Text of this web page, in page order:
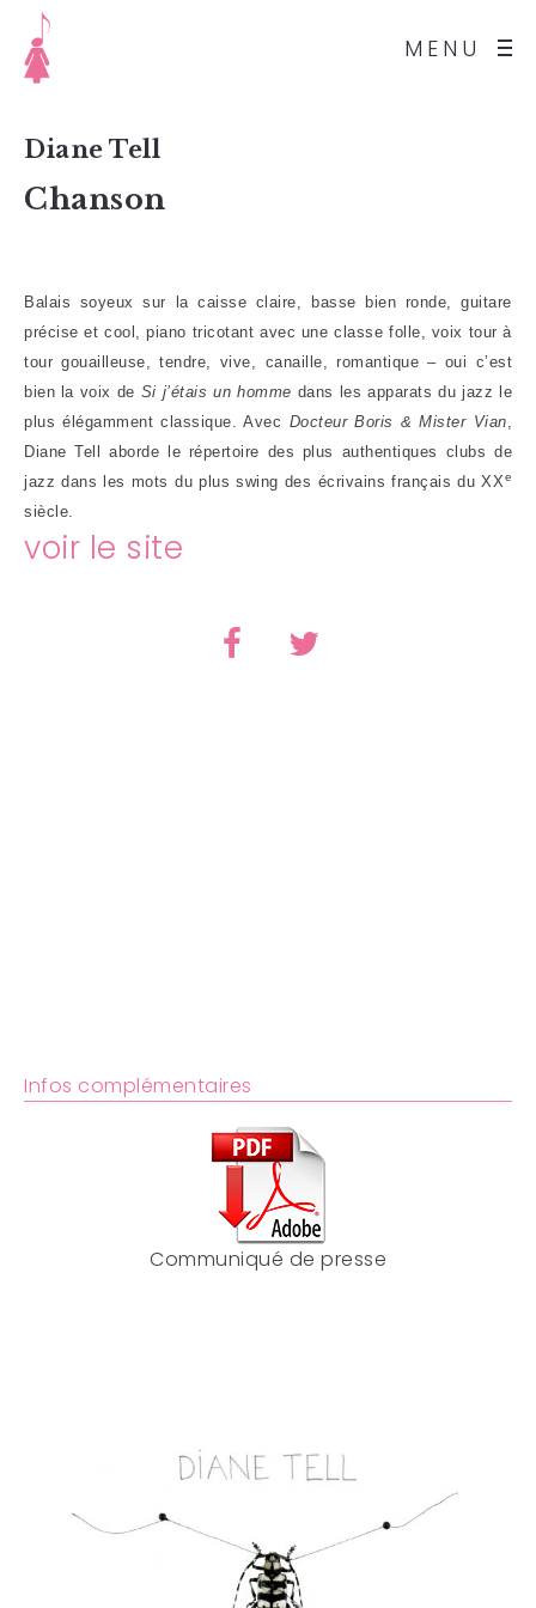
MENU
Diane Tell
Chanson
Balais soyeux sur la caisse claire, basse bien ronde, guitare
précise et cool, piano tricotant avec une classe folle, voix tour à
tour gouailleuse, tendre, vive, canaille, romantique – oui c’est
bien la voix de Si j’étais un homme dans les apparats du jazz le
plus élégamment classique. Avec Docteur Boris & Mister Vian,
Diane Tell aborde le répertoire des plus authentiques clubs de
jazz dans les mots du plus swing des écrivains français du XXe
siècle.
voir le site
Infos complémentaires
Communiqué de presse